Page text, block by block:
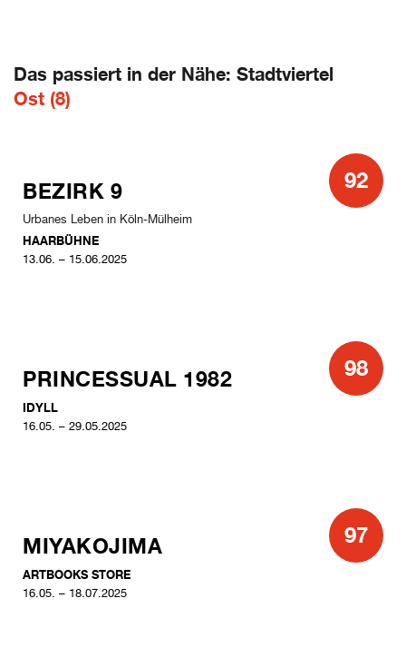
Das passiert in der Nähe: Stadtviertel
Ost (8)
92
BEZIRK 9
Urbanes Leben in Köln-Mülheim
HAARBÜHNE
13.06. – 15.06.2025
98
PRINCESSUAL 1982
IDYLL
16.05. – 29.05.2025
97
MIYAKOJIMA
ARTBOOKS STORE
16.05. – 18.07.2025